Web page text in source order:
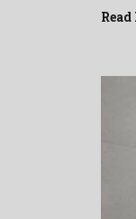
Read